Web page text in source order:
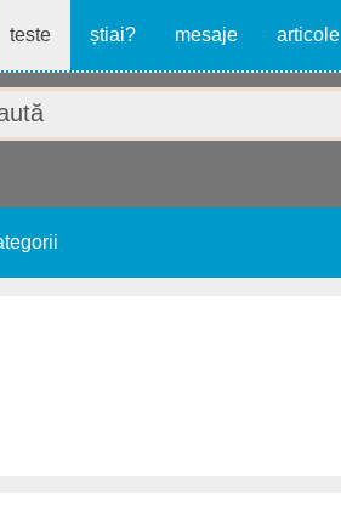
teste știai? mesaje articole